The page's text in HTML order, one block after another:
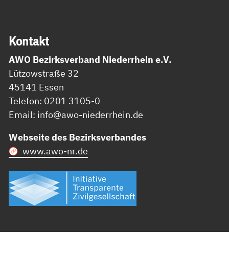
Kon­takt
AWO Bezirksverband Niederrhein e.V.
Lützowstraße 32
45141 Essen
Telefon: 0201 3105-0
Email: info@awo-niederrhein.de
Webseite des Bezirksverbandes
www.awo-nr.de